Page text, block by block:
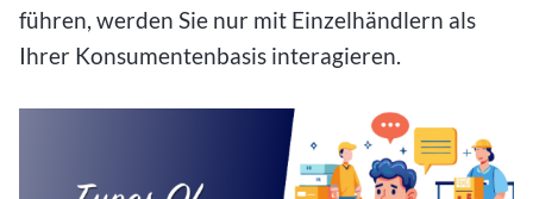
führen, werden Sie nur mit Einzelhändlern als
Ihrer Konsumentenbasis interagieren.